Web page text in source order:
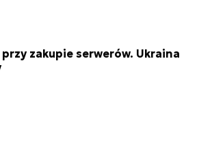
zakupie serwerów. Ukraina